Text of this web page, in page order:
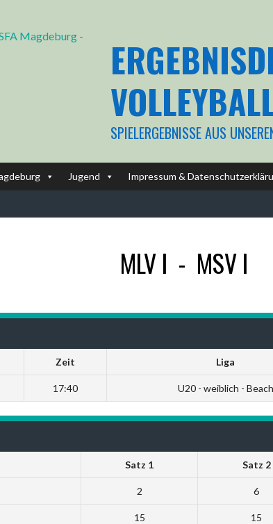
SPIELERGEBNISSE AUS
Jugend Impressum &
MLV I - MSV I
Zeit Liga
17:40 U20 - weiblich - Beach
Satz 1 Satz 2
2 6
15 15